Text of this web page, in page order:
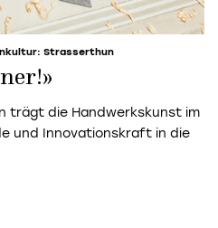
Strasserthun
trägt die Handwerkskunst im
und Innovationskraft in die